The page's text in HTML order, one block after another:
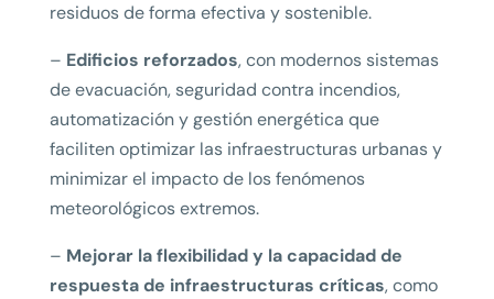
residuos de forma efectiva y sostenible.
– Edificios reforzados, con modernos sistemas
de evacuación, seguridad contra incendios,
automatización y gestión energética que
faciliten optimizar las infraestructuras urbanas y
minimizar el impacto de los fenómenos
meteorológicos extremos.
– Mejorar la flexibilidad y la capacidad de
respuesta de infraestructuras críticas, como